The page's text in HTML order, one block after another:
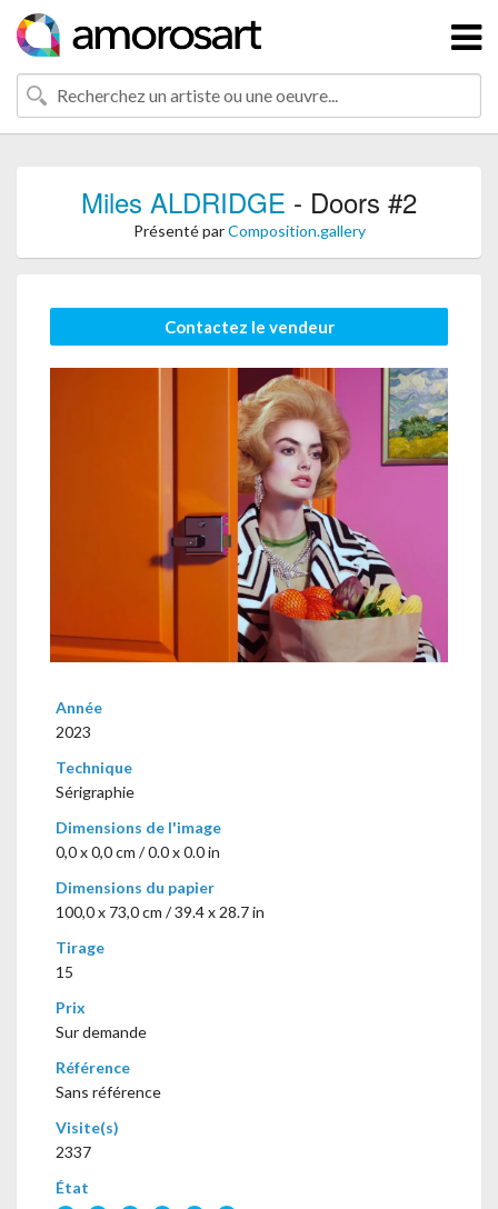
Miles ALDRIDGE - Doors #2
Présenté parComposition.gallery
Contactez le vendeur
Année
2023
Technique
Sérigraphie
Dimensions de l'image
0,0 x 0,0 cm / 0.0 x 0.0 in
Dimensions du papier
100,0 x 73,0 cm / 39.4 x 28.7 in
Tirage
15
Prix
Sur demande
Référence
Sans référence
Visite(s)
2337
État